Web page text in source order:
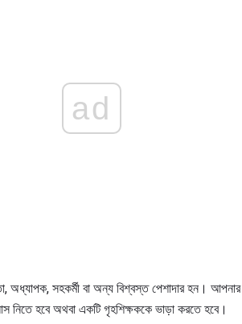
ad
অধ্যাপক, সহকর্মী বা অন্য বিশ্বস্ত পেশাদার হন। আপনার
হবে অথবা একটি গৃহশিক্ষককে ভাড়া করতে হবে।